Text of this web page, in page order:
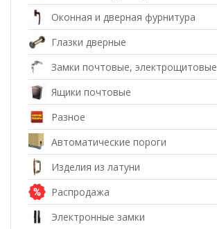
Оконная и дверная фурнитура
Глазки дверные
Замки почтовые, электрощитовые
Ящики почтовые
Разное
Автоматические пороги
Изделия из латуни
Распродажа
Электронные замки